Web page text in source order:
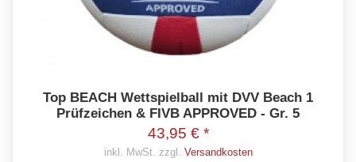
Top BEACH Wettspielball mit DVV Beach 1
Prüfzeichen & FIVB APPROVED - Gr. 5
43,95 € *
inkl. MwSt. zzgl. Versandkosten